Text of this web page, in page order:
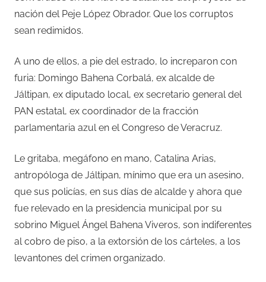
nación del Peje López Obrador. Que los corruptos
sean redimidos.
A uno de ellos, a pie del estrado, lo increparon con
furia: Domingo Bahena Corbalá, ex alcalde de
Jáltipan, ex diputado local, ex secretario general del
PAN estatal, ex coordinador de la fracción
parlamentaria azul en el Congreso de Veracruz.
Le gritaba, megáfono en mano, Catalina Arias,
antropóloga de Jáltipan, mínimo que era un asesino,
que sus policías, en sus días de alcalde y ahora que
fue relevado en la presidencia municipal por su
sobrino Miguel Ángel Bahena Viveros, son indiferentes
al cobro de piso, a la extorsión de los cárteles, a los
levantones del crimen organizado.